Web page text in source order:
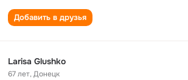
Добавить в друзья
Larisa Glushko
67 лет,Донецк